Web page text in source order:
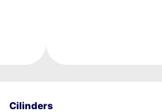
Cilinders